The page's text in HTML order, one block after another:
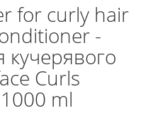
for curly hair
-
кучерявого
Curls
ml